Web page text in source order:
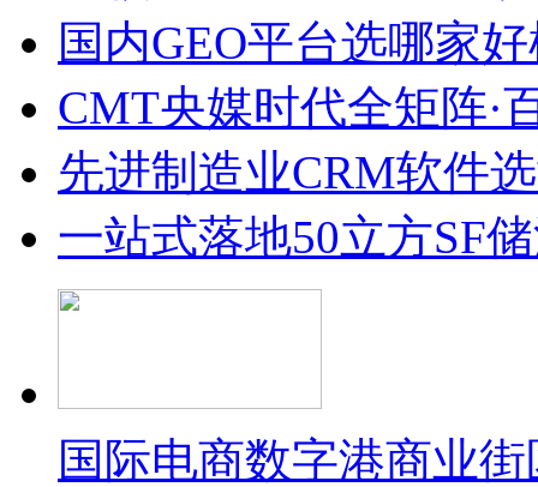
国内GEO平台选哪家
CMT央媒时代全矩阵·
先进制造业CRM软件
一站式落地50立方SF
国际电商数字港商业